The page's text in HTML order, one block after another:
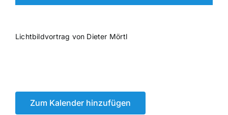
Lichtbildvortrag von Dieter Mörtl
Zum Kalender hinzufügen